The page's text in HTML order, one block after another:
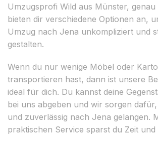
Umzugsprofi Wild aus Münster, genau
bieten dir verschiedene Optionen an,
Umzug nach Jena unkompliziert und
gestalten.
Wenn du nur wenige Möbel oder
transportieren hast, dann ist unsere
ideal für dich. Du kannst deine
bei uns abgeben und wir sorgen
und zuverlässig nach Jena gelangen.
praktischen Service sparst du Zeit und